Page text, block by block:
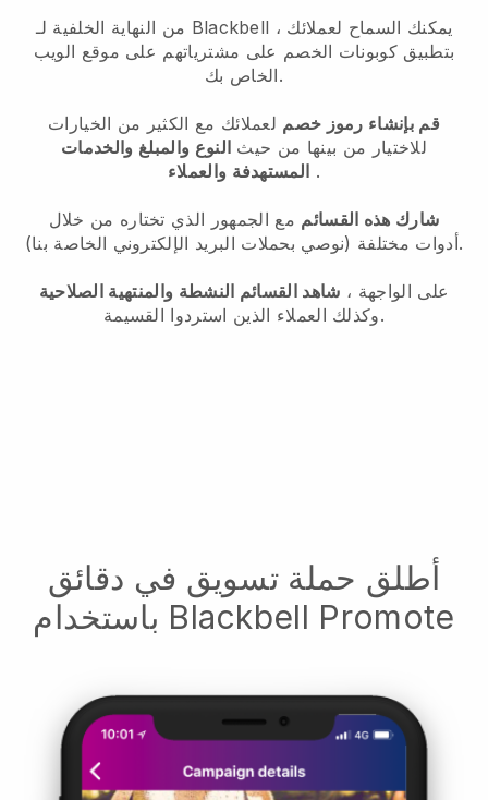
من النهاية الخلفية لـ Blackbell ، يمكنك السماح لعملائك
بتطبيق كوبونات الخصم على مشترياتهم على موقع الويب
الخاص بك.
قم بإنشاء رموز خصم لعملائك مع الكثير من الخيارات
للاختيار من بينها من حيث النوع والمبلغ والخدمات
المستهدفة والعملاء .
شارك هذه القسائم مع الجمهور الذي تختاره من خلال
أدوات مختلفة (نوصي بحملات البريد الإلكتروني الخاصة بنا).
على الواجهة ، شاهد القسائم النشطة والمنتهية الصلاحية
وكذلك العملاء الذين استردوا القسيمة.
أطلق حملة تسويق في دقائق
باستخدام Blackbell Promote